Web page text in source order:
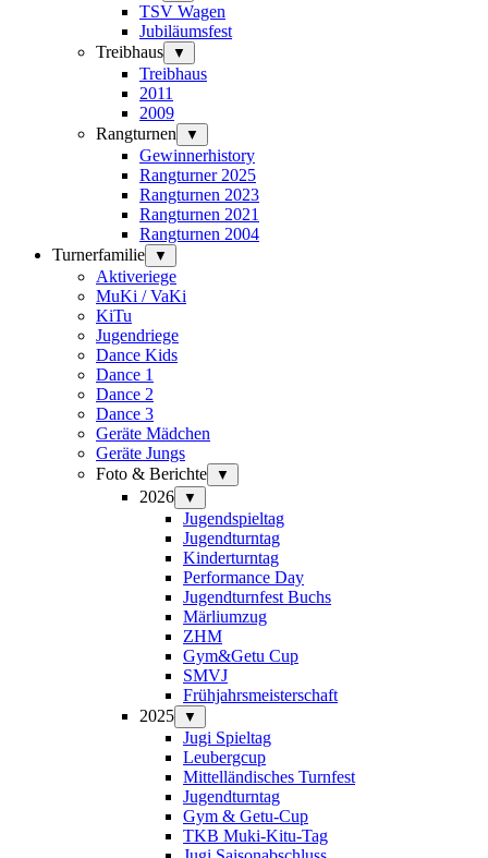
TSV Wagen
Jubiläumsfest
Treibhaus
▼
Treibhaus
2011
2009
Rangturnen
▼
Gewinnerhistory
Rangturner 2025
Rangturnen 2023
Rangturnen 2021
Rangturnen 2004
Turnerfamilie
▼
Aktiveriege
MuKi / VaKi
KiTu
Jugendriege
Dance Kids
Dance 1
Dance 2
Dance 3
Geräte Mädchen
Geräte Jungs
Foto & Berichte
▼
2026 ▼
Jugendspieltag
Jugendturntag
Kinderturntag
Performance Day
Jugendturnfest Buchs
Märliumzug
ZHM
Gym&Getu Cup
SMVJ
Frühjahrsmeisterschaft
2025
▼
Jugi Spieltag
Leubergcup
Mittelländisches Turnfest
Jugendturntag
Gym & Getu-Cup
TKB Muki-Kitu-Tag